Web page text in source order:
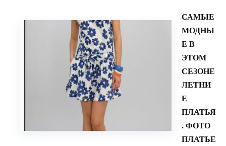
САМЫЕ
МОДНЫ
Е В
ЭТОМ
СЕЗОНЕ
ЛЕТНИ
Е
ПЛАТЬЯ
. ФОТО
ПЛАТЬЕ